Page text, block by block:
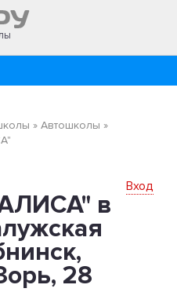
» Автошколы »
Вход
в
28